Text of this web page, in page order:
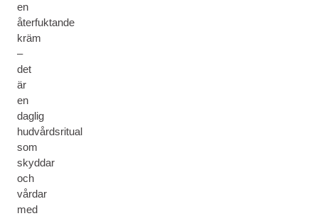
en
återfuktande
kräm
–
det
är
en
daglig
hudvårdsritual
som
skyddar
och
vårdar
med